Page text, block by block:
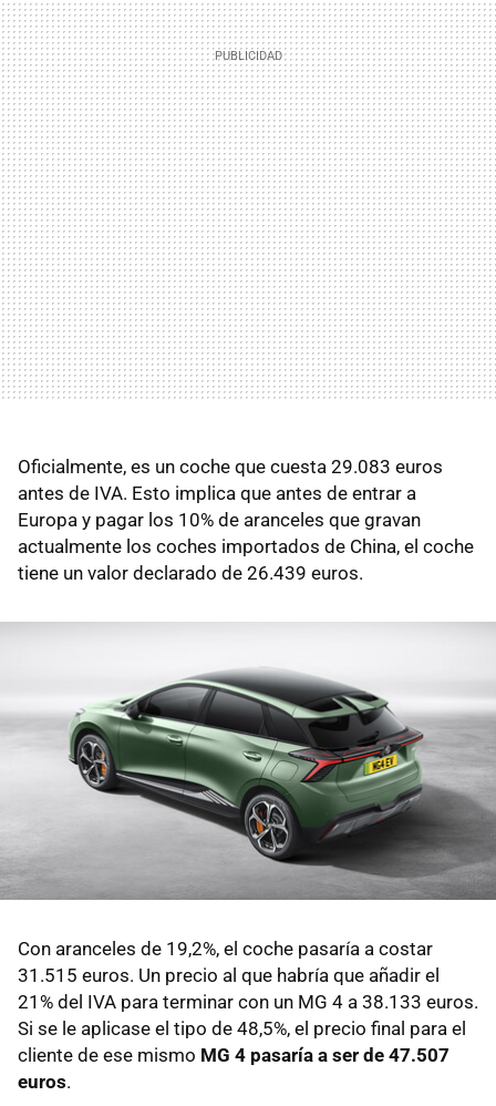
Oficialmente, es un coche que cuesta 29.083 euros
antes de IVA. Esto implica que antes de entrar a
Europa y pagar los 10% de aranceles que gravan
actualmente los coches importados de China, el coche
tiene un valor declarado de 26.439 euros.
Con aranceles de 19,2%, el coche pasaría a costar
31.515 euros. Un precio al que habría que añadir el
21% del IVA para terminar con un MG 4 a 38.133 euros.
Si se le aplicase el tipo de 48,5%, el precio final para el
cliente de ese mismo MG 4 pasaría a ser de 47.507
euros.